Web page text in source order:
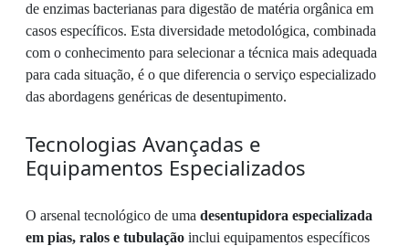
de enzimas bacterianas para digestão de matéria orgânica em
casos específicos. Esta diversidade metodológica, combinada
com o conhecimento para selecionar a técnica mais adequada
para cada situação, é o que diferencia o serviço especializado
das abordagens genéricas de desentupimento.
Tecnologias Avançadas e
Equipamentos Especializados
O arsenal tecnológico de uma desentupidora especializada
em pias, ralos e tubulação inclui equipamentos específicos